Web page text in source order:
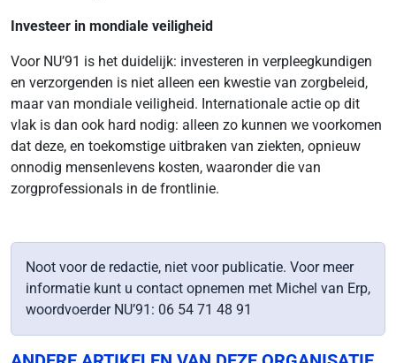
Investeer in mondiale veiligheid
Voor NU’91 is het duidelijk: investeren in verpleegkundigen
en verzorgenden is niet alleen een kwestie van zorgbeleid,
maar van mondiale veiligheid. Internationale actie op dit
vlak is dan ook hard nodig: alleen zo kunnen we voorkomen
dat deze, en toekomstige uitbraken van ziekten, opnieuw
onnodig mensenlevens kosten, waaronder die van
zorgprofessionals in de frontlinie.
Noot voor de redactie, niet voor publicatie. Voor meer
informatie kunt u contact opnemen met Michel van Erp,
woordvoerder NU’91: 06 54 71 48 91